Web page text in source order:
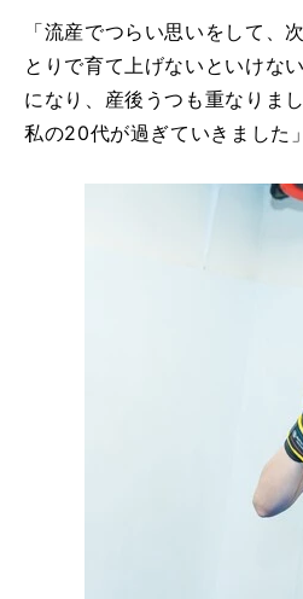
「流産でつらい思いをして、
とりで育て上げないといけな
になり、産後うつも重なりま
私の20代が過ぎていきました」